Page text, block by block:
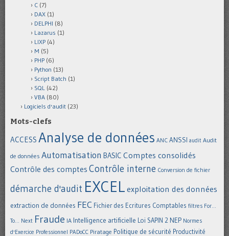
C (7)
DAX (1)
DELPHI (8)
Lazarus (1)
LIXP (4)
M (5)
PHP (6)
Python (13)
Script Batch (1)
SQL (42)
VBA (80)
Logiciels d'audit (23)
Mots-clefs
ACCESS Analyse de données ANC ANSSI audit Audit
de données Automatisation BASIC Comptes consolidés
Contrôle des comptes Contrôle interne Conversion de fichier
démarche d'audit EXCEL exploitation des données
extraction de données FEC Fichier des Ecritures Comptables filtres For...
To... Next Fraude IA Intelligence artificielle Loi SAPIN 2 NEP Normes
d'Exercice Professionnel PADoCC Piratage Politique de sécurité Productivité